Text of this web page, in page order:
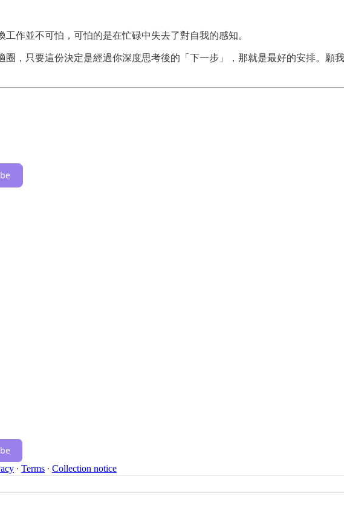
作並不可怕，可怕的是在忙碌中失去了對自我的感知。
，只要這份決定是經過你深度思考後的「下一步」，那就是最好的安排。願
∙ Terms ∙ Collection notice